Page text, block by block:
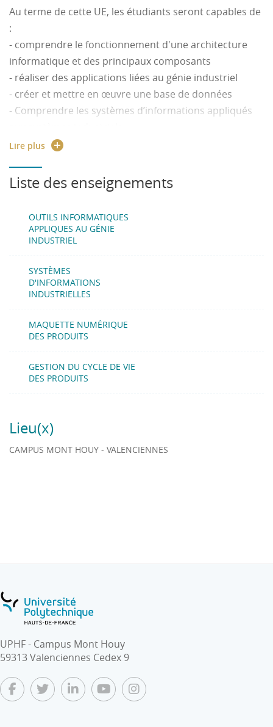
Au terme de cette UE, les étudiants seront capables de
:
- comprendre le fonctionnement d'une architecture
informatique et des principaux composants
- réaliser des applications liées au génie industriel
- créer et mettre en œuvre une base de données
- Comprendre les systèmes d’informations appliqués
- réaliser un système d’informations industrielles avec
-mettre en œuvre un modeleur géométrique solide ou
surfacique pour représenter un produit par sa
- gérer des nomenclatures complexes comportant des
versions, options et variantes
produit en phase de conception (cahier des charges,
modélisation géométrique, analyse de comportement,
Lire plus
Liste des enseignements
OUTILS INFORMATIQUES
APPLIQUES AU GÉNIE
INDUSTRIEL
SYSTÈMES
D'INFORMATIONS
INDUSTRIELLES
MAQUETTE NUMÉRIQUE
DES PRODUITS
GESTION DU CYCLE DE VIE
DES PRODUITS
Lieu(x)
CAMPUS MONT HOUY - VALENCIENNES
UPHF - Campus Mont Houy
59313 Valenciennes Cedex 9